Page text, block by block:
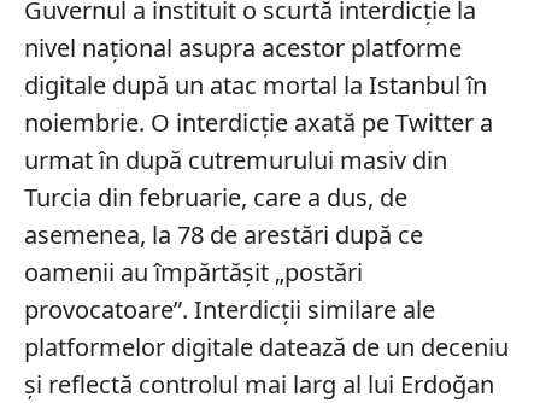
Guvernul a instituit o scurtă interdicție la
nivel național asupra acestor platforme
digitale după un atac mortal la Istanbul în
noiembrie. O interdicție axată pe Twitter a
urmat în după cutremurului masiv din
Turcia din februarie, care a dus, de
asemenea, la 78 de arestări după ce
oamenii au împărtășit „postări
provocatoare”. Interdicții similare ale
platformelor digitale datează de un deceniu
și reflectă controlul mai larg al lui Erdoğan